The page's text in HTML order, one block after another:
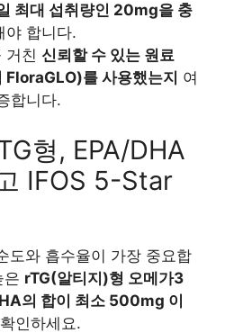
최대 섭취량인 20mg을 충
야 합니다.
거친 신뢰할 수 있는 원료
를 사용했는지 여
합니다.
형, EPA/DHA
IFOS 5-Star
도와 흡수율이 가장 중요합
은 rTG(알티지)형 오메가3
의 합이 최소 500mg 이
인하세요.